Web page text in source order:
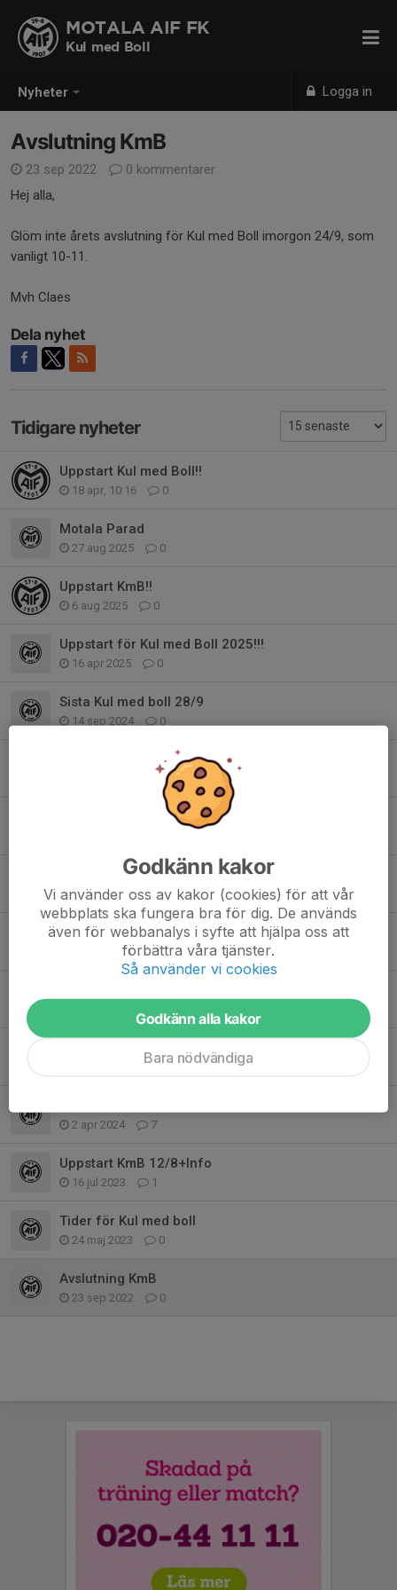
Nyheter Logga in
MOTALA AIF FK
Kul med Boll
Avslutning KmB
23 sep 2022
0 kommentarer
Hej alla,
Glöm inte årets avslutning för Kul med Boll imorgon 24/9, som
vanligt 10-11.
Mvh Claes
Dela nyhet
Tidigare nyheter
Uppstart Kul med Boll!!
18 apr, 10:16 0
Motala Parad
27 aug 2025 0
Uppstart KmB!!
6 aug 2025 0
Uppstart för Kul med Boll 2025!!!
16 apr 2025 0
Sista Kul med boll 28/9
14 sep 2024 0
Inbjudan till ett kul evenemang på fredag
0
Kul med boll lördag
Uppstart höst för Kul med Boll
5 aug 2024 0
Uppehåll KmB
13 jun 2024 0
0
2 apr 2024 7
Uppstart KmB 12/8+Info
16 jul 2023 1
Tider för Kul med boll
24 maj 2023 0
Avslutning KmB
23 sep 2022 0
Godkänn kakor
Vi använder oss av kakor (cookies) för att vår
webbplats ska fungera bra för dig. De används
även för webbanalys i syfte att hjälpa oss att
förbättra våra tjänster.
Så använder vi cookies
Godkänn alla kakor
Bara nödvändiga